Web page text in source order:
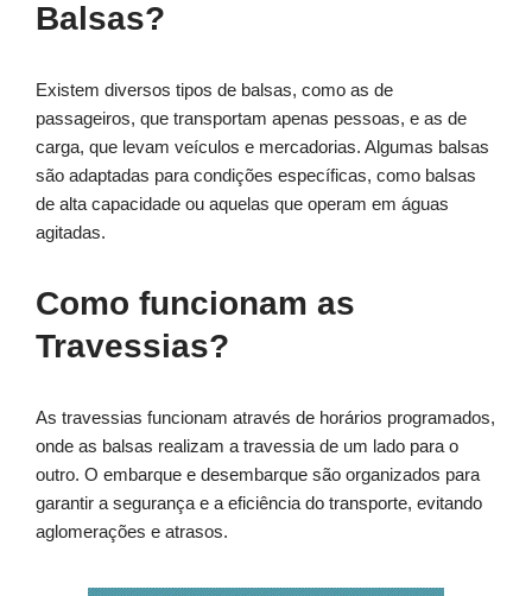
Balsas?
Existem diversos tipos de balsas, como as de
passageiros, que transportam apenas pessoas, e as de
carga, que levam veículos e mercadorias. Algumas balsas
são adaptadas para condições específicas, como balsas
de alta capacidade ou aquelas que operam em águas
agitadas.
Como funcionam as
Travessias?
As travessias funcionam através de horários programados,
onde as balsas realizam a travessia de um lado para o
outro. O embarque e desembarque são organizados para
garantir a segurança e a eficiência do transporte, evitando
aglomerações e atrasos.